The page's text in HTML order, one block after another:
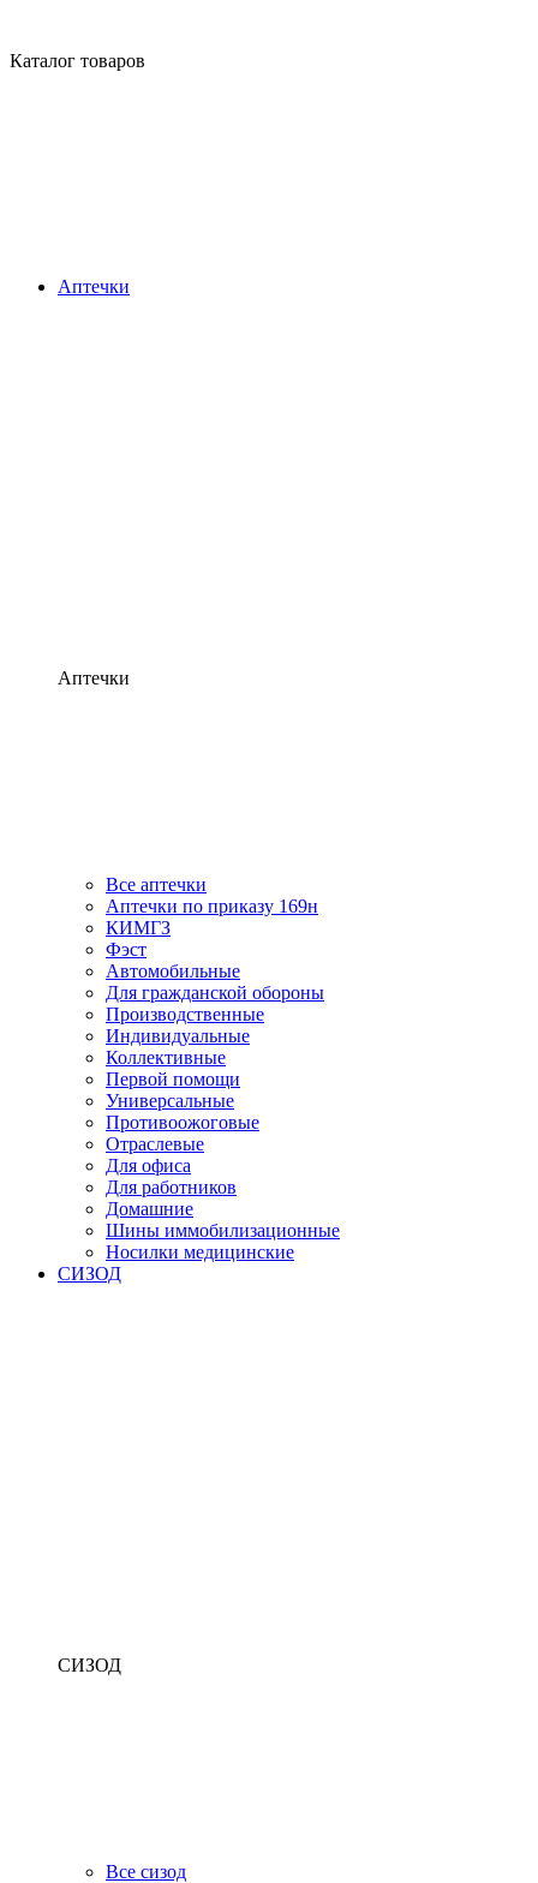
Каталог товаров
Аптечки
Аптечки
Все аптечки
Аптечки по приказу 169н
КИМГЗ
Фэст
Автомобильные
Для гражданской обороны
Производственные
Индивидуальные
Коллективные
Первой помощи
Универсальные
Противоожоговые
Отраслевые
Для офиса
Для работников
Домашние
Шины иммобилизационные
Носилки медицинские
СИЗОД
СИЗОД
Все сизод